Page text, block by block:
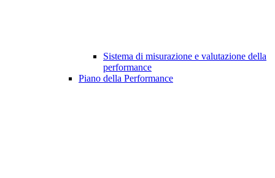
Sistema di misurazione e valutazione della
performance
Piano della Performance